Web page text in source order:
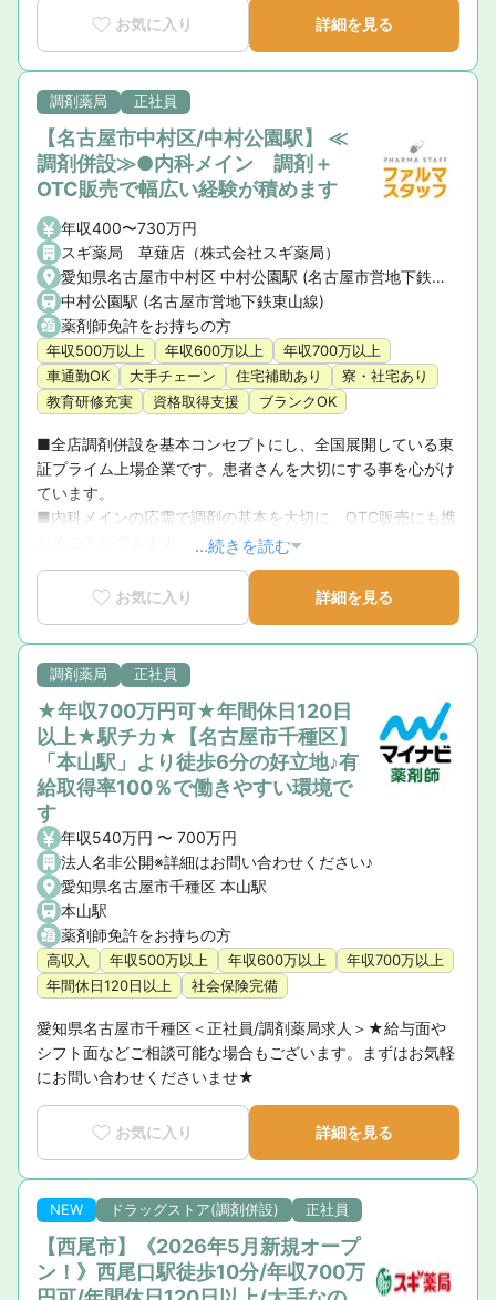
お気に入り 詳細を見る
調剤薬局 正社員
【名古屋市中村区/中村公園駅】 ≪
調剤併設≫●内科メイン 調剤＋
OTC販売で幅広い経験が積めます
年収400〜730万円
スギ薬局 草薙店（株式会社スギ薬局）
愛知県名古屋市中村区 中村公園駅 (名古屋市営地下鉄東山線)
中村公園駅 (名古屋市営地下鉄東山線)
薬剤師免許をお持ちの方
年収500万以上 年収600万以上
年収700万以上
車通勤OK
大手チェーン 住宅補助あり
寮・社宅あり
教育研修充実
資格取得支援 ブランクOK
■全店調剤併設を基本コンセプトにし、全国展開している東
証プライム上場企業です。患者さんを大切にする事を心がけ
ています。
■内科メインの応需で調剤の基本を大切に、OTC販売にも携
■定期的な研修制度の機会があり、スキルアップできる環境
です。研修施設や設備も整っており、資格取得支援も行って
います！
...続きを読む
お気に入り 詳細を見る
調剤薬局 正社員
★年収700万円可★年間休日120日
以上★駅チカ★【名古屋市千種区】
「本山駅」より徒歩6分の好立地♪有
給取得率100％で働きやすい環境で
す
年収540万円 〜 700万円
法人名非公開※詳細はお問い合わせください♪
愛知県名古屋市千種区 本山駅
本山駅
薬剤師免許をお持ちの方
高収入 年収500万以上 年収600万以上
年収700万以上
年間休日120日以上
社会保険完備
愛知県名古屋市千種区＜正社員/調剤薬局求人＞★給与面や
シフト面などご相談可能な場合もございます。まずはお気軽
にお問い合わせくださいませ★
お気に入り 詳細を見る
NEW ドラッグストア(調剤併設) 正社員
【西尾市】《2026年5月新規オープ
ン！》西尾口駅徒歩10分/年収700万